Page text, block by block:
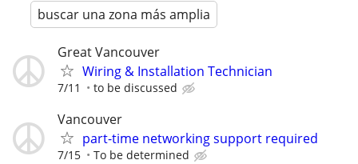
buscar una zona más amplia
Great Vancouver
Wiring & Installation Technician
7/11 to be discussed
Vancouver
part-time networking support required
7/15 To be determined